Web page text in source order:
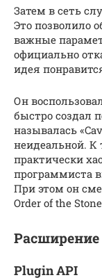
Затем в сеть
Это позволило
важные
официально
идея
Он
быстро создал
называлась
неидеальной. К
практически
программиста
При этом он
Order of the
Plugin API